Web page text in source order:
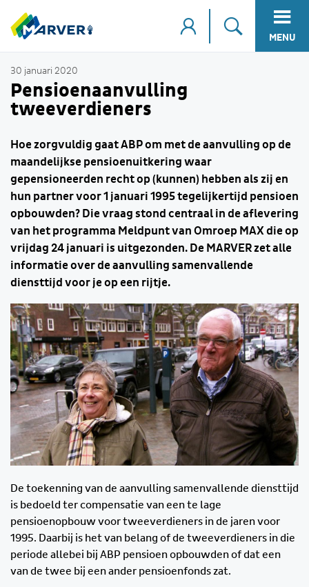
MENU
30 januari 2020
Pensioenaanvulling
tweeverdieners
Hoe zorgvuldig gaat ABP om met de aanvulling op de
maandelijkse pensioenuitkering waar
gepensioneerden recht op (kunnen) hebben als zij en
hun partner voor 1 januari 1995 tegelijkertijd pensioen
opbouwden? Die vraag stond centraal in de aflevering
van het programma Meldpunt van Omroep MAX die op
vrijdag 24 januari is uitgezonden. De MARVER zet alle
informatie over de aanvulling samenvallende
diensttijd voor je op een rijtje.
De toekenning van de aanvulling samenvallende diensttijd
is bedoeld ter compensatie van een te lage
pensioenopbouw voor tweeverdieners in de jaren voor
1995. Daarbij is het van belang of de tweeverdieners in die
periode allebei bij ABP pensioen opbouwden of dat een
van de twee bij een ander pensioenfonds zat.